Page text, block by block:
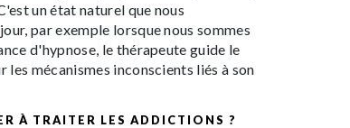
un état naturel que nous
par exemple lorsque nous sommes
d'hypnose, le thérapeute guide le
mécanismes inconscients liés à son
À TRAITER LES ADDICTIONS ?